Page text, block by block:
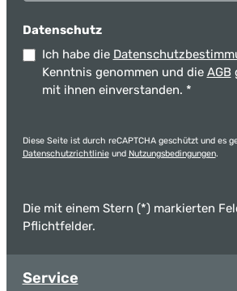
Datenschutz
Ich habe die
Kenntnis genommen und die AGB
mit ihnen einverstanden. *
Diese Seite ist durch reCAPTCHA geschützt und es
Datenschutzrichtlinieund Nutzungsbedingungen.
Die mit einem Stern (*) markierten
Pflichtfelder.
Service